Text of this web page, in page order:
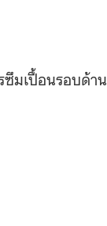
มเปื้อนรอบด้าน